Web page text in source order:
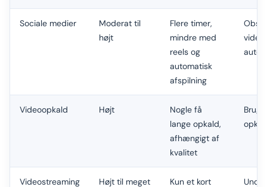
Sociale medier
Moderat til
højt
Flere timer,
mindre med
reels og
automatisk
afspilning
Videoopkald Højt
Nogle få
lange opkald,
afhængigt af
kvalitet
Brug
Videostreaming Højt til meget Kun et kort